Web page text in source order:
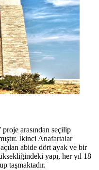
arasından seçilip
İkinci Anafartalar
abide dört ayak ve bir
yapı, her yıl 18
taşmaktadır.